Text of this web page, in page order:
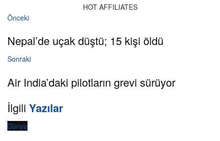
HOT AFFILIATES
Önceki
Nepal’de uçak düştü; 15 kişi öldü
Sonraki
Air India’daki pilotların grevi sürüyor
İlgili Yazılar
Dünya